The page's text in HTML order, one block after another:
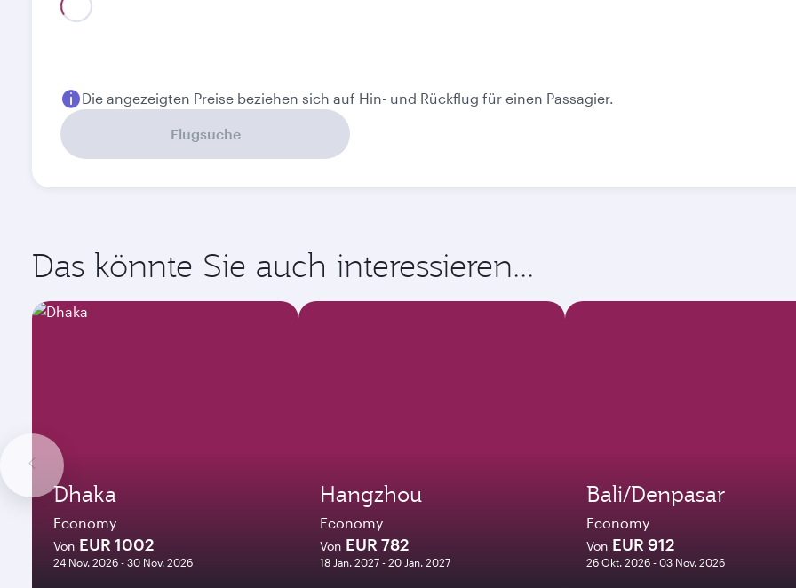
Das könnte Sie auch interessieren...
Dhaka
Economy
Von EUR 1002
24 Nov. 2026 - 30 Nov. 2026
Economy
Von EUR 782
18 Jan. 2027 - 20 Jan. 2027
Economy
Von EUR 912
26 Okt. 2026 - 03 Nov. 2026